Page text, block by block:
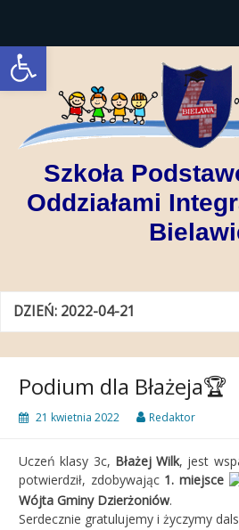
Open toolbar
Szkoła
Oddziałami
DZIEŃ: 2022-04-21
Podium dla Błażeja🏆
21 kwietnia 2022 Redaktor
Uczeń klasy 3c, Błażej Wilk, jest
potwierdził, zdobywając 1. miejsce
Wójta Gminy Dzierżoniów.
Serdecznie gratulujemy i życzymy